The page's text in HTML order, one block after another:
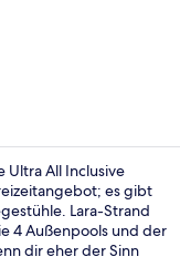
Ultra All Inclusive
es gibt
Lara-Strand
4 Außenpools und der
dir eher der Sinn